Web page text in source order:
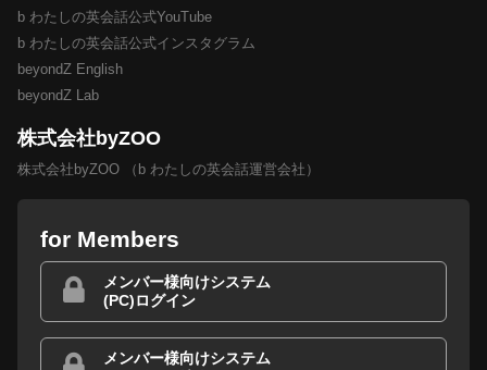
b わたしの英会話公式YouTube
b わたしの英会話公式インスタグラム
beyondZ English
beyondZ Lab
株式会社byZOO
株式会社byZOO （b わたしの英会話運営会社）
for Members
メンバー様向けシステム
(PC)ログイン
メンバー様向けシステム